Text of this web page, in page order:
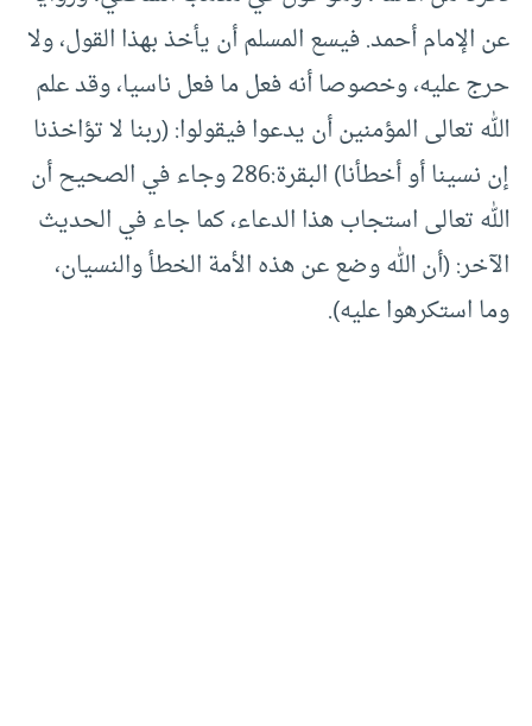
عن الإمام أحمد. فيسع المسلم أن يأخذ بهذا القول، ولا
حرج عليه، وخصوصا أنه فعل ما فعل ناسيا، وقد علم
الله تعالى المؤمنين أن يدعوا فيقولوا: (ربنا لا تؤاخذنا
إن نسينا أو أخطأنا) البقرة:286 وجاء في الصحيح أن
الله تعالى استجاب هذا الدعاء، كما جاء في الحديث
الآخر: (أن الله وضع عن هذه الأمة الخطأ والنسيان،
وما استكرهوا عليه).